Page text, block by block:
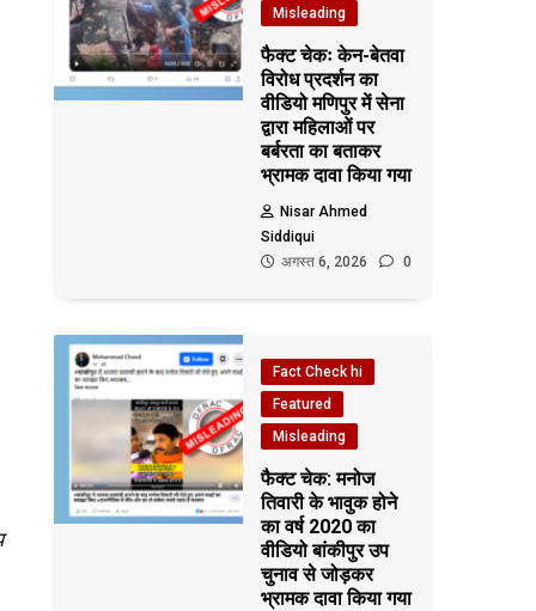
Misleading
फैक्ट चेकः केन-बेतवा
विरोध प्रदर्शन का
वीडियो मणिपुर में सेना
द्वारा महिलाओं पर
बर्बरता का बताकर
भ्रामक दावा किया गया
Nisar Ahmed
Siddiqui
अगस्त 6, 2026
0
Fact Check hi
Featured
Misleading
फैक्ट चेक: मनोज
तिवारी के भावुक होने
का वर्ष 2020 का
वीडियो बांकीपुर उप
चुनाव से जोड़कर
भ्रामक दावा किया गया